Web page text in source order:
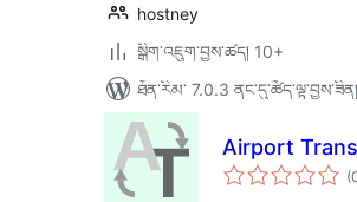
hostney
སྒྲིག་འཇུག་བྱས་ཚད། 10+
ཐོན་རིམ་ 7.0.3 ནང་དུ་ཚོད་ལྟ་བྱས་ཟིན།
Airport